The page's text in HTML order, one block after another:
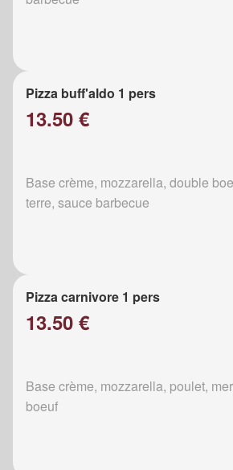
Pizza buff'aldo 1 pers
13.50 €
Base crème, mozzarella, double
terre, sauce barbecue
Pizza carnivore 1 pers
13.50 €
Base crème, mozzarella, poulet,
boeuf